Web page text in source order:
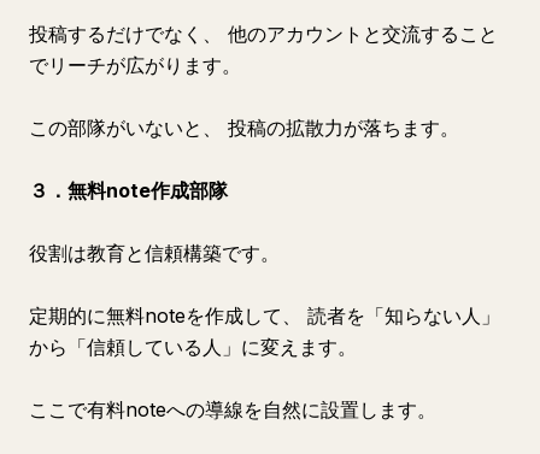
投稿するだけでなく、 他のアカウントと交流すること
でリーチが広がります。
この部隊がいないと、 投稿の拡散力が落ちます。
３．無料note作成部隊
役割は教育と信頼構築です。
定期的に無料noteを作成して、 読者を「知らない人」
から「信頼している人」に変えます。
ここで有料noteへの導線を自然に設置します。